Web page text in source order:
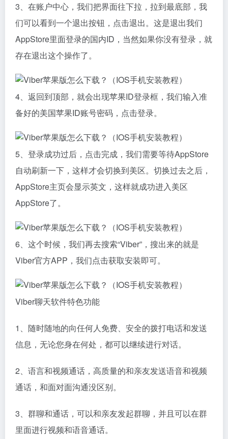
3、在账户中心，我们把界面往下拉，拉到最底部，我
们可以看到一个退出按钮，点击退出。这是退出我们
AppStore里面登录的国内ID，当然如果你没有登录，就
存在退出这个操作了。
4、返回到顶部，就会出现苹果ID登录框，我们输入准
备好的美国苹果ID账号密码，点击登录。
5、登录成功过后，点击完成，我们需要等待AppStore
自动刷新一下，这样才会切换到美区。切换过去之后，
AppStore主页会显示英文，这样就成功进入美区
AppStore了。
6、这个时候，我们再去搜索“Viber”，搜出来的就是
Viber官方APP，我们点击获取安装即可。
Viber聊天软件特色功能
1、随时随地的向任何人免费、安全的拨打电话和发送
信息，无论您身在何处，都可以继续进行对话。
2、语言和视频通话，高质量的和亲友发送语音和视频
通话，和面对面沟通没区别。
3、群聊和通话，可以和亲友发起群聊，并且可以在群
里面进行视频和语音通话。